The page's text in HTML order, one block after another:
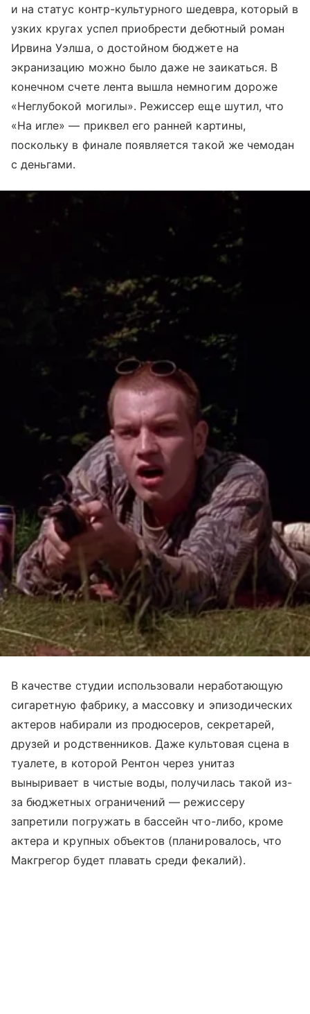
и на статус контр-культурного шедевра, который в
узких кругах успел приобрести дебютный роман
Ирвина Уэлша, о достойном бюджете на
экранизацию можно было даже не заикаться. В
конечном счете лента вышла немногим дороже
«Неглубокой могилы». Режиссер еще шутил, что
«На игле» — приквел его ранней картины,
поскольку в финале появляется такой же чемодан
с деньгами.
В качестве студии использовали неработающую
сигаретную фабрику, а массовку и эпизодических
актеров набирали из продюсеров, секретарей,
друзей и родственников. Даже культовая сцена в
туалете, в которой Рентон через унитаз
выныривает в чистые воды, получилась такой из-
за бюджетных ограничений — режиссеру
запретили погружать в бассейн что-либо, кроме
актера и крупных объектов (планировалось, что
Макгрегор будет плавать среди фекалий).